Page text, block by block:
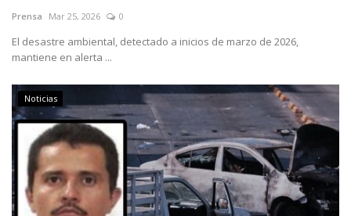
Prensa Mar 25, 2026 0
El desastre ambiental, detectado a inicios de marzo de 2026,
mantiene en alerta ...
Noticias